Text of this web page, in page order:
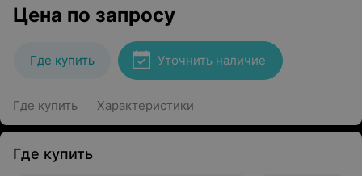
Цена по запросу
Где купить Уточнить наличие
Где купить Характеристики
Где купить